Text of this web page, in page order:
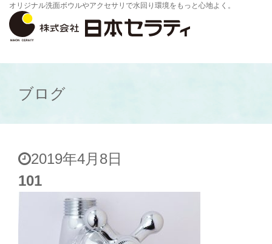
オリジナル洗面ボウルやアクセサリで水回り環境をもっと心地よく。
ブログ
2019年4月8日
101